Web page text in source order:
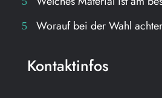
Worauf bei der Wahl
Kontaktinfos